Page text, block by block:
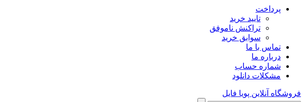
پرداخت
تایید خرید
تراکنش ناموفق
سوابق خرید
تماس با ما
درباره ما
شماره حساب
مشکلات دانلود
فروشگاه آنلاین پویا فایل